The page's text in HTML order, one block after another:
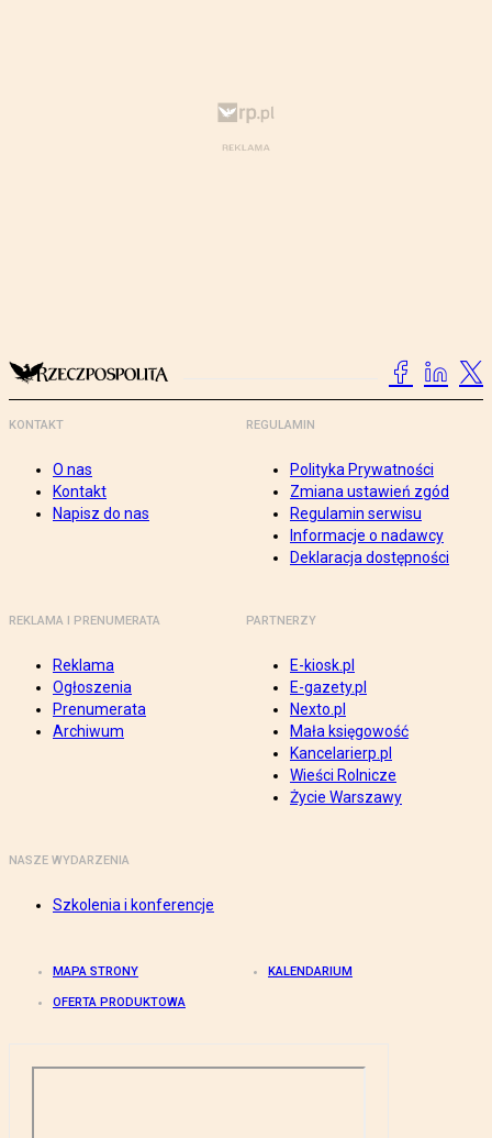
KONTAKT
O nas
Kontakt
Napisz do nas
REGULAMIN
Polityka Prywatności
Zmiana ustawień zgód
Regulamin serwisu
Informacje o nadawcy
Deklaracja dostępności
REKLAMA I PRENUMERATA
Reklama
Ogłoszenia
Prenumerata
Archiwum
PARTNERZY
E-kiosk.pl
E-gazety.pl
Nexto.pl
Mała księgowość
Kancelarierp.pl
Wieści Rolnicze
Życie Warszawy
NASZE WYDARZENIA
Szkolenia i konferencje
MAPA STRONY KALENDARIUM
OFERTA PRODUKTOWA